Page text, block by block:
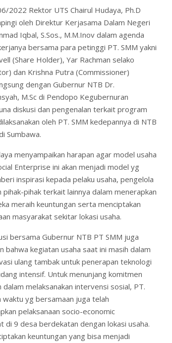
2022 Rektor UTS Chairul Hudaya, Ph.D
oleh Direktur Kerjasama Dalam Negeri
Iqbal, S.Sos., M.M.Inov dalam agenda
bersama para petinggi PT. SMM yakni
(Share Holder), Yar Rachman selako
dan Krishna Putra (Commissioner)
dengan Gubernur NTB Dr.
M.Sc di Pendopo Kegubernuran
diskusi dan pengenalan terkait program
oleh PT. SMM kedepannya di NTB
Sumbawa.
menyampaikan harapan agar model usaha
Enterprise ini akan menjadi model yg
inspirasi kepada pelaku usaha, pengelola
pihak-pihak terkait lainnya dalam menerapkan
meraih keuntungan serta menciptakan
masyarakat sekitar lokasi usaha.
bersama Gubernur NTB PT SMM juga
bahwa kegiatan usaha saat ini masih dalam
ulang tambak untuk penerapan teknologi
intensif. Untuk menunjang komitmen
dalam melaksanakan intervensi sosial, PT.
waktu yg bersamaan juga telah
pelaksanaan socio-economic
di 9 desa berdekatan dengan lokasi usaha.
keuntungan yang bisa menjadi